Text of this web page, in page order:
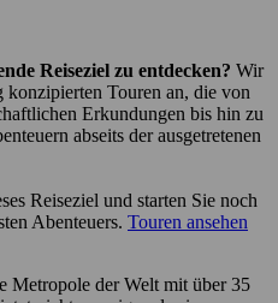
Reiseziel zu entdecken? Wir
Touren an, die von
Erkundungen bis hin zu
abseits der ausgetretenen
Reiseziel und starten Sie noch
Abenteuers. Touren ansehen
Metropole der Welt mit über 35